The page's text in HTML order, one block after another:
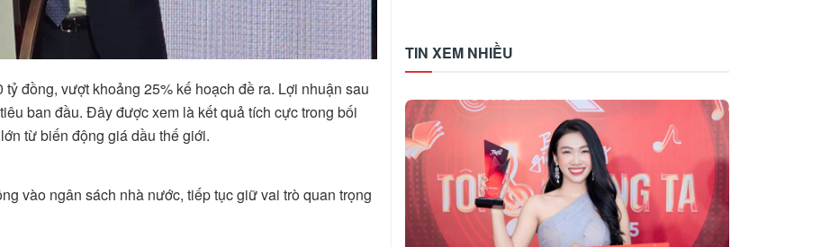
đồng, vượt khoảng 25% kế hoạch đề ra. Lợi nhuận sau
ban đầu. Đây được xem là kết quả tích cực trong bối
từ biến động giá dầu thế giới.
vào ngân sách nhà nước, tiếp tục giữ vai trò quan trọng
TIN XEM NHIỀU